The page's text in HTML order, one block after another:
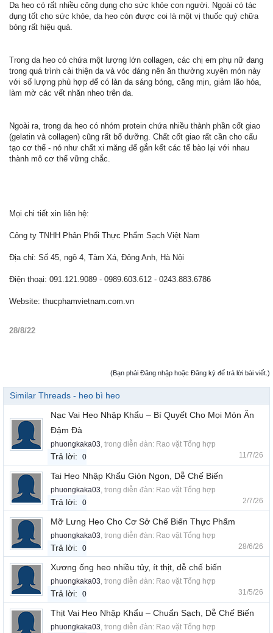
Da heo có rất nhiều công dụng cho sức khỏe con người. Ngoài có tác
dụng tốt cho sức khỏe, da heo còn được coi là một vị thuốc quý chữa
bỏng rất hiệu quả.
Trong da heo có chứa một lượng lớn collagen, các chị em phụ nữ đang
trong quá trình cải thiện da và vóc dáng nên ăn thường xuyên món này
với số lượng phù hợp để có làn da sáng bóng, căng mịn, giảm lão hóa,
làm mờ các vết nhăn nheo trên da.
Ngoài ra, trong da heo có nhóm protein chứa nhiều thành phần cốt giao
(gelatin và collagen) cũng rất bổ dưỡng. Chất cốt giao rất cần cho cấu
tạo cơ thể - nó như chất xi măng để gắn kết các tế bào lại với nhau
thành mô cơ thể vững chắc.
Mọi chi tiết xin liên hệ:
Công ty TNHH Phân Phối Thực Phẩm Sạch Việt Nam
Địa chỉ: Số 45, ngõ 4, Tàm Xá, Đông Anh, Hà Nội
Điện thoại: 091.121.9089 - 0989.603.612 - 0243.883.6786
Website: thucphamvietnam.com.vn
28/8/22
(Bạn phải Đăng nhập hoặc Đăng ký để trả lời bài viết.)
Similar Threads - heo bì heo
Nạc Vai Heo Nhập Khẩu – Bí Quyết Cho Mọi Món Ăn
Đậm Đà
phuongkaka03, trong diễn đàn: Rao vặt Tổng hợp
Trả lời: 0 11/7/26
Tai Heo Nhập Khẩu Giòn Ngon, Dễ Chế Biến
phuongkaka03, trong diễn đàn: Rao vặt Tổng hợp
Trả lời: 0 2/7/26
Mỡ Lưng Heo Cho Cơ Sở Chế Biến Thực Phẩm
phuongkaka03, trong diễn đàn: Rao vặt Tổng hợp
Trả lời: 0 28/6/26
Xương ống heo nhiều tủy, ít thịt, dễ chế biến
phuongkaka03, trong diễn đàn: Rao vặt Tổng hợp
Trả lời: 0 31/5/26
Thịt Vai Heo Nhập Khẩu – Chuẩn Sạch, Dễ Chế Biến
phuongkaka03, trong diễn đàn: Rao vặt Tổng hợp